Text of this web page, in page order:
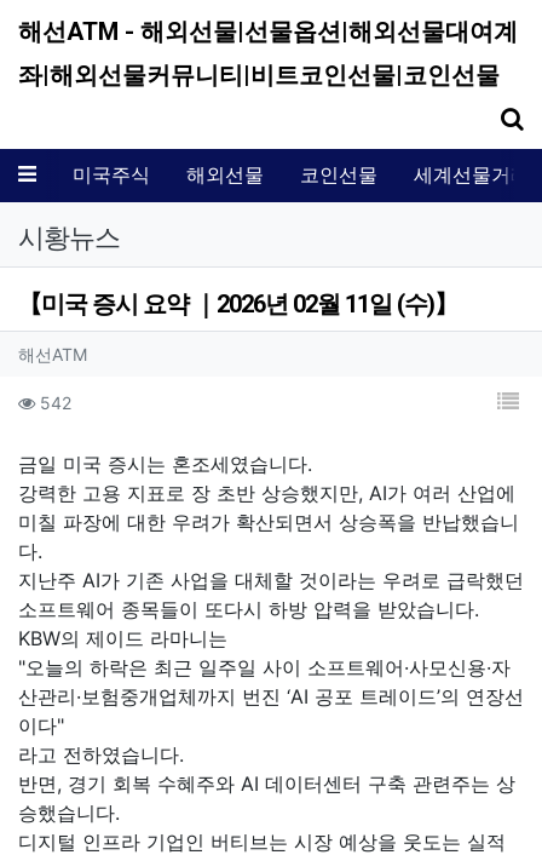
해선ATM - 해외선물|선물옵션|해외선물대여계
좌|해외선물커뮤니티|비트코인선물|코인선물
메뉴 미국주식 해외선물 코인선물 세계선물거래
시황뉴스
【미국 증시 요약 ｜2026년 02월 11일 (수)】
작성자 정보
해선ATM작성
컨텐츠 정보
542조회 목
본문
금일 미국 증시는 혼조세였습니다.
강력한 고용 지표로 장 초반 상승했지만, AI가 여러 산업에
미칠 파장에 대한 우려가 확산되면서 상승폭을 반납했습니
다.
지난주 AI가 기존 사업을 대체할 것이라는 우려로 급락했던
소프트웨어 종목들이 또다시 하방 압력을 받았습니다.
KBW의 제이드 라마니는
"오늘의 하락은 최근 일주일 사이 소프트웨어·사모신용·자
산관리·보험중개업체까지 번진 ‘AI 공포 트레이드’의 연장선
이다"
라고 전하였습니다.
반면, 경기 회복 수혜주와 AI 데이터센터 구축 관련주는 상
승했습니다.
디지털 인프라 기업인 버티브는 시장 예상을 웃도는 실적